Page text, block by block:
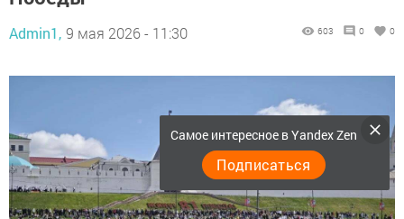
Admin1, 9 мая 2026 - 11:30 603 0 0
Самое интересное в Yandex Zen
Подписаться